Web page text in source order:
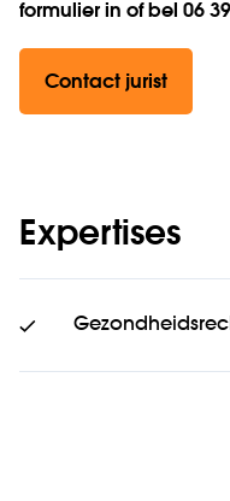
formulier in of bel 06
Contact jurist
Expertises